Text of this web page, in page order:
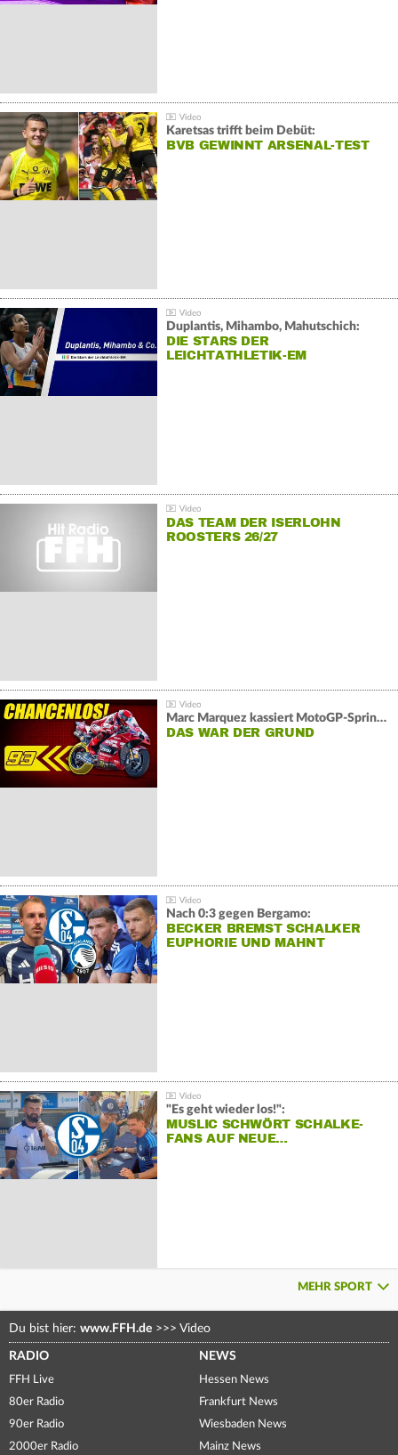
Karetsas trifft beim Debüt:
BVB GEWINNT ARSENAL-TEST
Duplantis, Mihambo, Mahutschich:
DIE STARS DER
LEICHTATHLETIK-EM
DAS TEAM DER ISERLOHN
ROOSTERS 26/27
Marc Marquez kassiert MotoGP-Sprint-Schlappe:
DAS WAR DER GRUND
Nach 0:3 gegen Bergamo:
BECKER BREMST SCHALKER
EUPHORIE UND MAHNT
"Es geht wieder los!":
MUSLIC SCHWÖRT SCHALKE-
FANS AUF NEUE…
MEHR SPORT
Du bist hier: www.FFH.de >>> Video
RADIO
FFH Live
80er Radio
90er Radio
2000er Radio
NEWS
Hessen News
Frankfurt News
Wiesbaden News
Mainz News